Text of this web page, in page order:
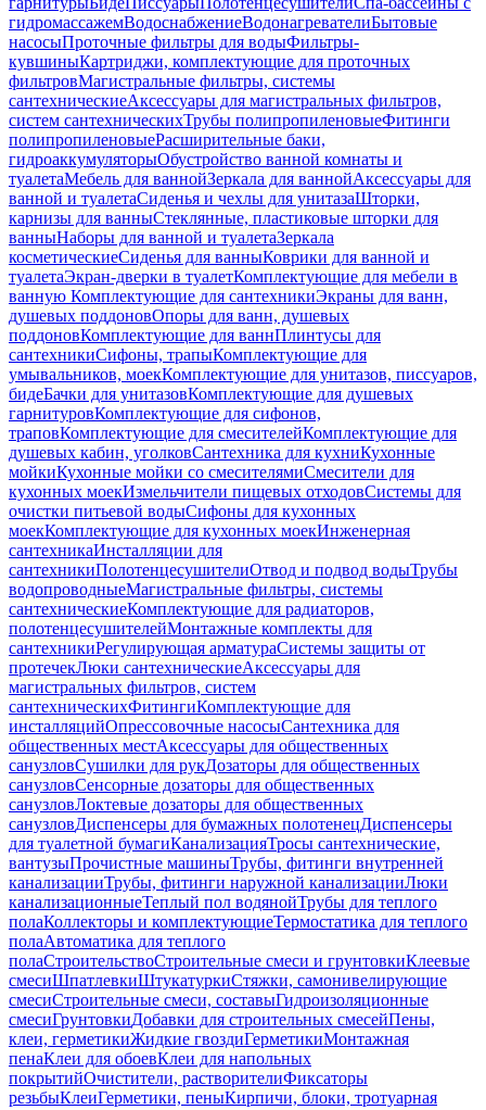
гидромассажемВодоснабжениеВодонагревателиБытовые
насосыПроточные фильтры для водыФильтры-
кувшиныКартриджи, комплектующие для проточных
фильтровМагистральные фильтры, системы
сантехническиеАксессуары для магистральных фильтров,
систем сантехническихТрубы полипропиленовыеФитинги
полипропиленовыеРасширительные баки,
гидроаккумуляторыОбустройство ванной комнаты и
туалетаМебель для ваннойЗеркала для ваннойАксессуары для
ванной и туалетаСиденья и чехлы для унитазаШторки,
карнизы для ванныСтеклянные, пластиковые шторки для
ванныНаборы для ванной и туалетаЗеркала
косметическиеСиденья для ванныКоврики для ванной и
туалетаЭкран-дверки в туалетКомплектующие для мебели в
ванную Комплектующие для сантехникиЭкраны для ванн,
душевых поддоновОпоры для ванн, душевых
поддоновКомплектующие для ваннПлинтусы для
сантехникиСифоны, трапыКомплектующие для
умывальников, моекКомплектующие для унитазов, писсуаров,
бидеБачки для унитазовКомплектующие для душевых
гарнитуровКомплектующие для сифонов,
траповКомплектующие для смесителейКомплектующие для
душевых кабин, уголковСантехника для кухниКухонные
мойкиКухонные мойки со смесителямиСмесители для
кухонных моекИзмельчители пищевых отходовСистемы для
очистки питьевой водыСифоны для кухонных
моекКомплектующие для кухонных моекИнженерная
сантехникаИнсталляции для
сантехникиПолотенцесушителиОтвод и подвод водыТрубы
водопроводныеМагистральные фильтры, системы
сантехническиеКомплектующие для радиаторов,
полотенцесушителейМонтажные комплекты для
сантехникиРегулирующая арматураСистемы защиты от
протечекЛюки сантехническиеАксессуары для
магистральных фильтров, систем
сантехническихФитингиКомплектующие для
инсталляцийОпрессовочные насосыСантехника для
общественных местАксессуары для общественных
санузловСушилки для рукДозаторы для общественных
санузловСенсорные дозаторы для общественных
санузловЛоктевые дозаторы для общественных
санузловДиспенсеры для бумажных полотенецДиспенсеры
для туалетной бумагиКанализацияТросы сантехнические,
вантузыПрочистные машиныТрубы, фитинги внутренней
канализацииТрубы, фитинги наружной канализацииЛюки
канализационныеТеплый пол водянойТрубы для теплого
полаКоллекторы и комплектующиеТермостатика для теплого
полаАвтоматика для теплого
полаСтроительствоСтроительные смеси и грунтовкиКлеевые
смесиШпатлевкиШтукатуркиСтяжки, самонивелирующие
смесиСтроительные смеси, составыГидроизоляционные
смесиГрунтовкиДобавки для строительных смесейПены,
клеи, герметикиЖидкие гвоздиГерметикиМонтажная
пенаКлеи для обоевКлеи для напольных
покрытийОчистители, растворителиФиксаторы
резьбыКлеиГерметики, пеныКирпичи, блоки, тротуарная